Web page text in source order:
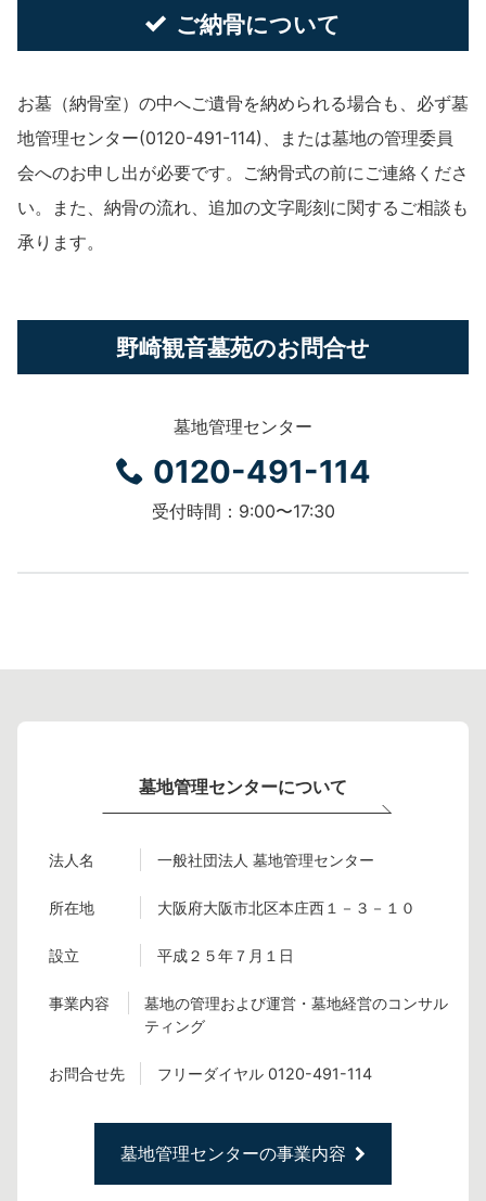
ご納骨について
お墓（納骨室）の中へご遺骨を納められる場合も、必ず墓
地管理センター(0120-491-114)、または墓地の管理委員
会へのお申し出が必要です。ご納骨式の前にご連絡くださ
い。また、納骨の流れ、追加の文字彫刻に関するご相談も
承ります。
野崎観音墓苑のお問合せ
墓地管理センター
0120-491-114
受付時間：9:00〜17:30
墓地管理センターについて
法人名 一般社団法人 墓地管理センター
所在地 大阪府大阪市北区本庄西１－３－１０
設立 平成２５年７月１日
事業内容
墓地の管理および運営・墓地経営のコンサル
ティング
お問合せ先 フリーダイヤル 0120-491-114
墓地管理センターの事業内容